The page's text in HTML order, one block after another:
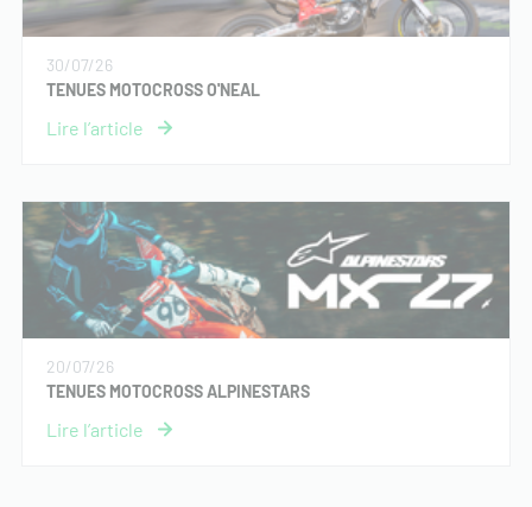
30/07/26
TENUES MOTOCROSS O'NEAL
20/07/26
TENUES MOTOCROSS ALPINESTARS